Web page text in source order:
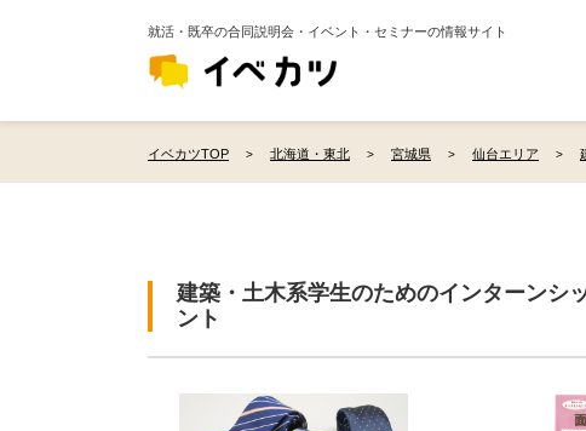
就活・既卒の合同説明会・イベント・セミナーの情報サイト
イベカツTOP 北海道・東北 宮城県 仙台エリア
建築・土木系学生のためのインターン
ント